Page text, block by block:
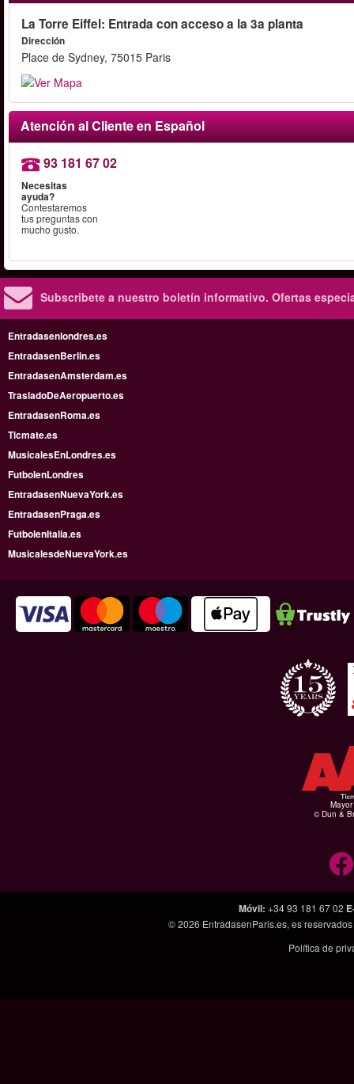
La Torre Eiffel: Entrada con acceso a la 3a planta
Dirección
Place de Sydney, 75015 Paris
Atención al Cliente en Español
93 181 67 02
Necesitas
ayuda?
Contestaremos
tus preguntas con
mucho gusto.
Subscribete a nuestro boletín informativo. Ofertas
Entradasenlondres.es
EntradasenBerlin.es
EntradasenAmsterdam.es
TrasladoDeAeropuerto.es
EntradasenRoma.es
Ticmate.es
MusicalesEnLondres.es
FutbolenLondres
EntradasenNuevaYork.es
EntradasenPraga.es
FutbolenItalia.es
MusicalesdeNuevaYork.es
© Dun &
Móvil: +34 93 181 67 02
© 2026 EntradasenParis.es, es
Política de